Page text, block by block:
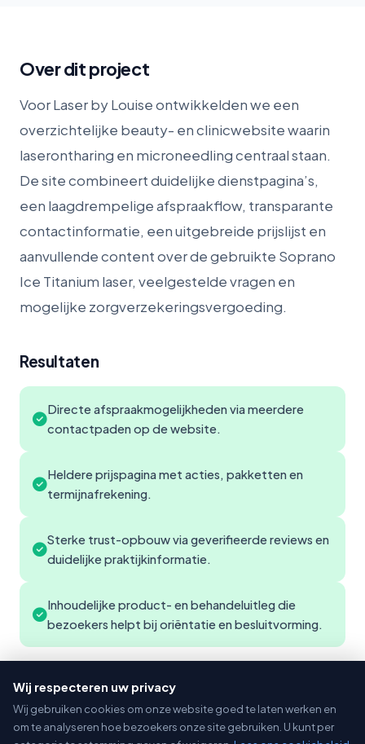
Wij respecteren uw privacy
Wij gebruiken cookies om onze website goed te laten werken en
om te analyseren hoe bezoekers onze site gebruiken. U kunt per
Over dit project
Voor Laser by Louise ontwikkelden we een
overzichtelijke beauty- en clinicwebsite waarin
laserontharing en microneedling centraal staan.
De site combineert duidelijke dienstpagina’s,
een laagdrempelige afspraakflow, transparante
contactinformatie, een uitgebreide prijslijst en
aanvullende content over de gebruikte Soprano
Ice Titanium laser, veelgestelde vragen en
mogelijke zorgverzekeringsvergoeding.
Resultaten
Directe afspraakmogelijkheden via meerdere
contactpaden op de website.
Heldere prijspagina met acties, pakketten en
termijnafrekening.
Sterke trust-opbouw via geverifieerde reviews en
duidelijke praktijkinformatie.
Inhoudelijke product- en behandeluitleg die
bezoekers helpt bij oriëntatie en besluitvorming.
Projectinformatie